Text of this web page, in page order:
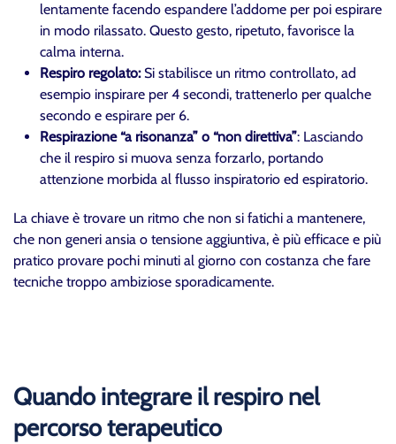
lentamente facendo espandere l’addome per poi espirare
in modo rilassato. Questo gesto, ripetuto, favorisce la
calma interna.
Respiro regolato:Si stabilisce un ritmo controllato, ad
esempio inspirare per 4 secondi, trattenerlo per qualche
secondo e espirare per 6.
Respirazione “a risonanza” o “non direttiva”: Lasciando
che il respiro si muova senza forzarlo, portando
attenzione morbida al flusso inspiratorio ed espiratorio.
La chiave è trovare un ritmo che non si fatichi a mantenere,
che non generi ansia o tensione aggiuntiva, è più efficace e più
pratico provare pochi minuti al giorno con costanza che fare
tecniche troppo ambiziose sporadicamente.
Quando integrare il respiro nel
percorso terapeutico